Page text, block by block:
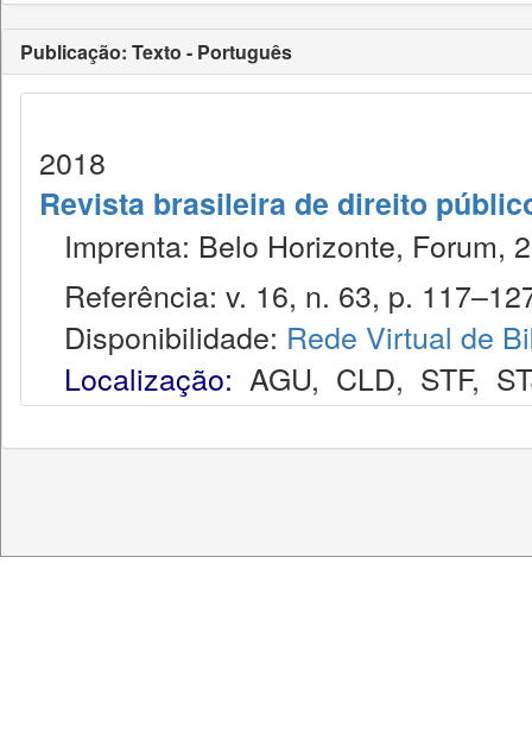
Publicação: Texto - Português
2018
Revista brasileira de direito
Imprenta: Belo Horizonte, Forum,
Referência: v. 16, n. 63, p.
Disponibilidade: Rede Virtual de
Localização: AGU, CLD, STF,